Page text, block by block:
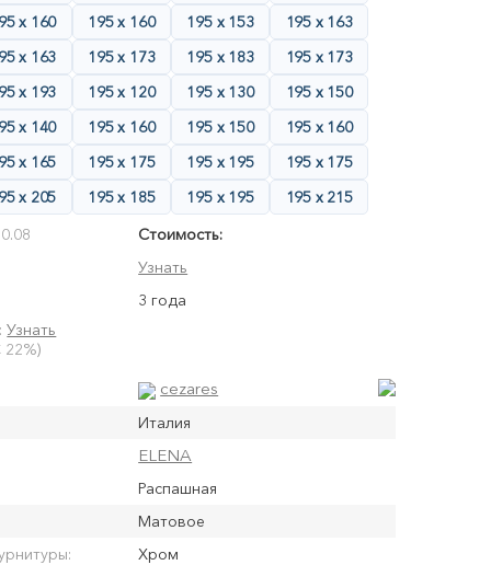
х 160
195 х 160 195 х 153
195 х 163
х 163
195 х 173 195 х 183
195 х 173
х 193
195 х 120 195 х 130
195 х 150
х 140
195 х 160 195 х 150
195 х 160
х 165
195 х 175 195 х 195
195 х 175
х 205
195 х 185 195 х 195
195 х 215
Стоимость:
Узнать
3 года
Узнать
cezares
Италия
ELENA
Распашная
Матовое
Хром